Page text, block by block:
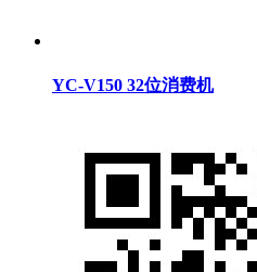
YC-V150 32位消费机